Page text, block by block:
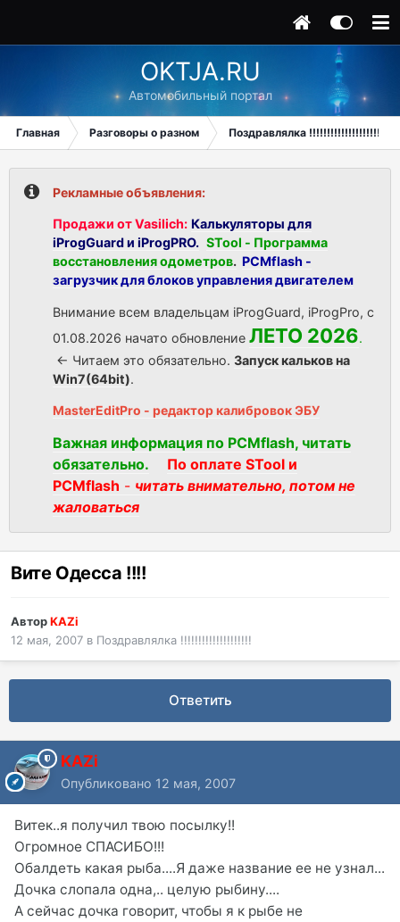
OKTJA.RU
Автомобильный портал
Главная Разговоры о разном Поздравлялка !!!!!!!!!!!!!!!!!!!!
Рекламные объявления:
Продажи от Vasilich: Калькуляторы для
iProgGuard и iProgPRO. STool - Программа
восстановления одометров. PCMflash -
загрузчик для блоков управления двигателем
Внимание всем владельцам iProgGuard, iProgPro, с
01.08.2026 начато обновление ЛЕТО 2026.
<- Читаем это обязательно. Запуск кальков на
Win7(64bit).
MasterEditPro - редактор калибровок ЭБУ
Важная информация по PCMflash, читать
обязательно.
По оплате STool и
PCMflash - читать внимательно, потом не
жаловаться
Вите Одесса !!!!
АвторKAZi
12 мая, 2007 в Поздравлялка !!!!!!!!!!!!!!!!!!!!
Ответить
KAZi
Опубликовано 12 мая, 2007
Витек..я получил твою посылку!!
Огромное СПАСИБО!!!
Обалдеть какая рыба....Я даже название ее не узнал...
Дочка слопала одна,.. целую рыбину....
А сейчас дочка говорит, чтобы я к рыбе не